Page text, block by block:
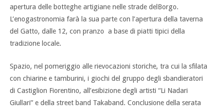
apertura delle botteghe artigiane nelle strade delBorgo.
L’enogastronomia farà la sua parte con l’apertura della taverna
del Gatto, dalle 12, con pranzo a base di piatti tipici della
tradizione locale.
Spazio, nel pomeriggio alle rievocazioni storiche, tra cui la sfilata
con chiarine e tamburini, i giochi del gruppo degli sbandieratori
di Castiglion Fiorentino, all’esibizione degli artisti “Li Nadari
Giullari” e della street band Takaband. Conclusione della serata